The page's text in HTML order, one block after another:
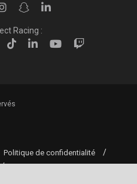
Racing :
Politique de confidentialité